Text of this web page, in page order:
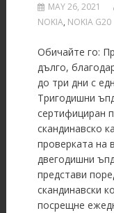
MAY 26, 2021
NOKIA, NOKIA G20
Обичайте го:
дълго,
до три дни с
Тригодишни
сертифициран
скандинавско
проверката на
двегодишни
представи
скандинавски
посрещне